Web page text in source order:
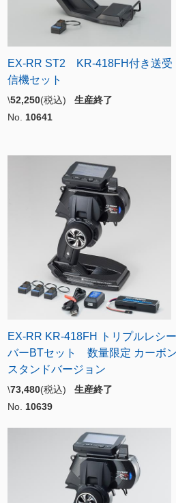
EX-RR ST2 KR-418FH付き送受
信機セット
\52,250(税込) 生産終了
No. 10641
EX-RR KR-418FH トリプルレシー
バーBTセット 数量限定 カーボン
スタンドバージョン
\73,480(税込) 生産終了
No. 10639